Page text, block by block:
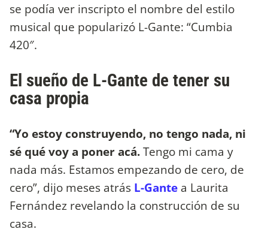
se podía ver inscripto el nombre del estilo
musical que popularizó L-Gante: “Cumbia
420″.
El sueño de L-Gante de tener su
casa propia
“Yo estoy construyendo, no tengo nada, ni
sé qué voy a poner acá.Tengo mi cama y
nada más. Estamos empezando de cero, de
cero”, dijo meses atrás L-Gante a Laurita
Fernández revelando la construcción de su
casa.